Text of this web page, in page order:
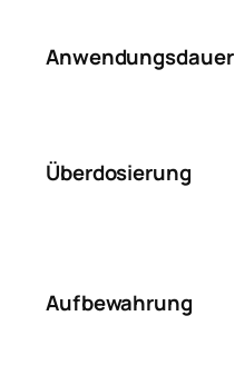
Anwendungsdauer
Überdosierung
Aufbewahrung